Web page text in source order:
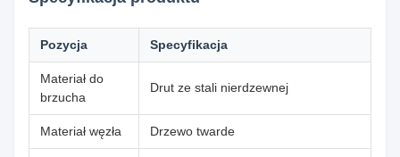
Pozycja Specyfikacja
Materiał do
brzucha
Drut ze stali nierdzewnej
Materiał węzła Drzewo twarde